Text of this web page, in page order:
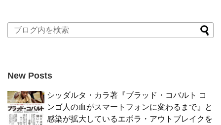
New Posts
シッダルタ・カラ著『ブラッド・コバルト コ
ンゴ人の血がスマートフォンに変わるまで』と
感染が拡大しているエボラ・アウトブレイクを